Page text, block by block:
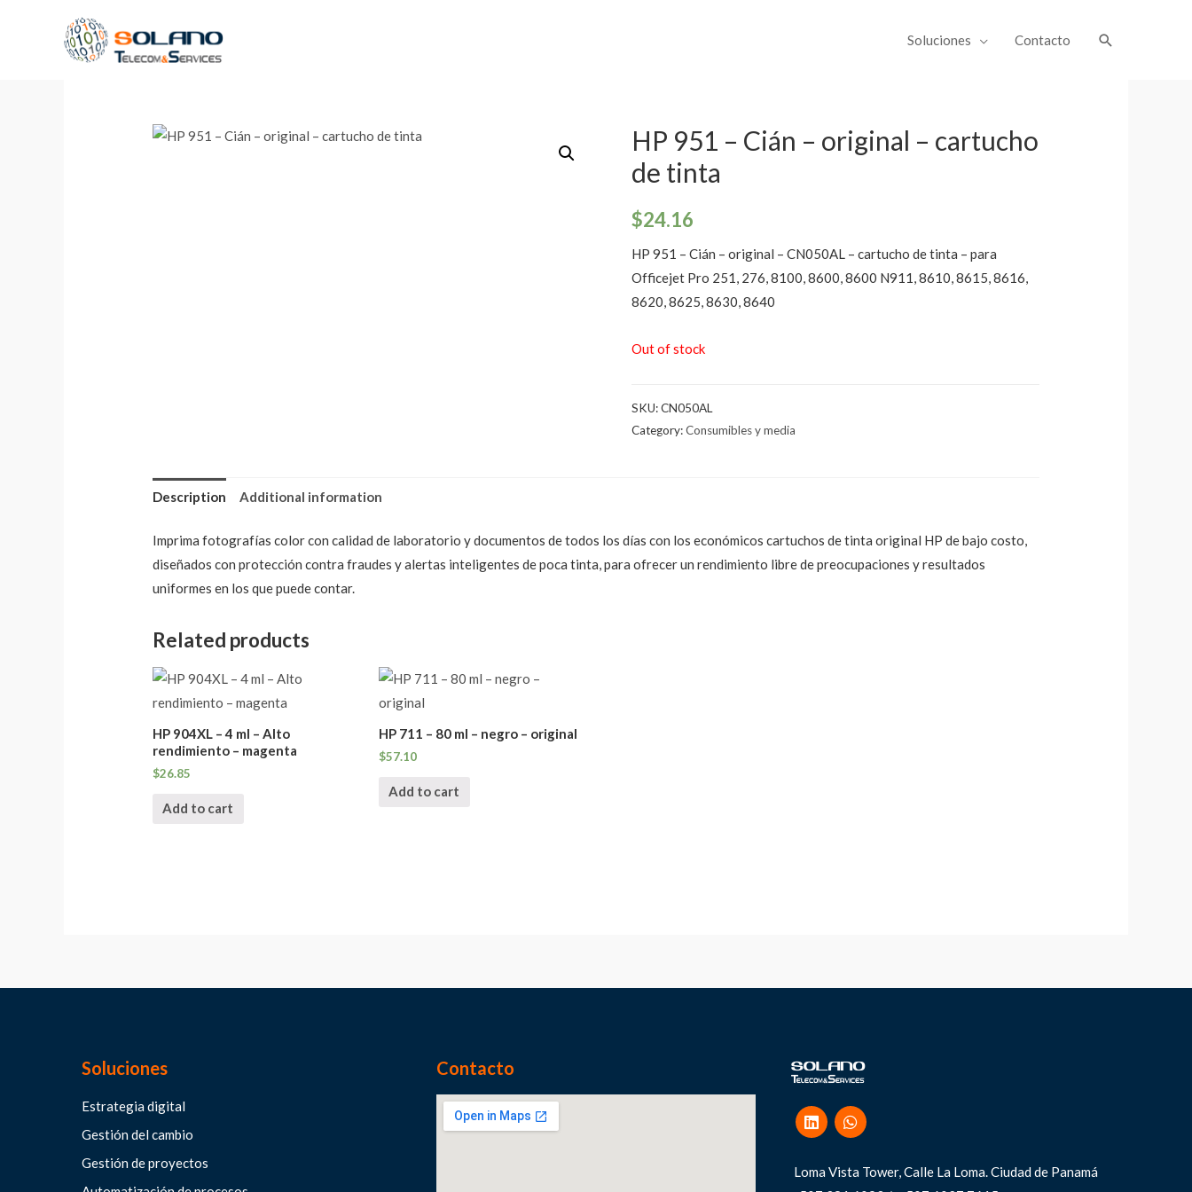
Soluciones Contacto
HP 951 – Cián – original – cartucho
de tinta
$24.16
HP 951 – Cián – original – CN050AL – cartucho de tinta – para
Officejet Pro 251, 276, 8100, 8600, 8600 N911, 8610, 8615, 8616,
8620, 8625, 8630, 8640
Out of stock
SKU:CN050AL
Category:Consumibles y media
Description Additional information
Imprima fotografías color con calidad de laboratorio y documentos de todos los días con los económicos cartuchos de tinta original HP de bajo costo,
diseñados con protección contra fraudes y alertas inteligentes de poca tinta, para ofrecer un rendimiento libre de preocupaciones y resultados
uniformes en los que puede contar.
Related products
HP 904XL – 4 ml – Alto
rendimiento – magenta
$26.85
Add to cart
HP 711 – 80 ml – negro – original
$57.10
Add to cart
Soluciones
Estrategia digital
Gestión del cambio
Gestión de proyectos
Contacto
Loma Vista Tower, Calle La Loma.Ciudad de Panamá